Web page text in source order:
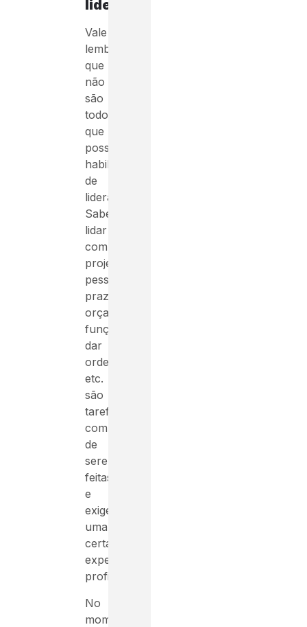
liderar
Vale
lembrar
que
não
são
todos
que
possuem
habilidades
de
liderança.
Saber
lidar
com
projetos,
pessoas,
prazos,
orçamentos,
funções,
dar
ordens
etc.
são
tarefas
complexas
de
serem
feitas
e
exigem
uma
certa
experiência
profissional.
No
momento